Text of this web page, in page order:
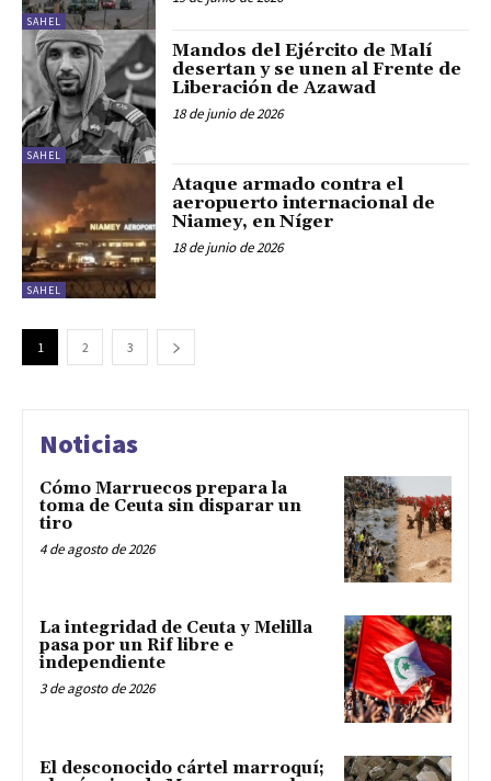
SAHEL
SAHEL
Mandos del Ejército de Malí
desertan y se unen al Frente de
Liberación de Azawad
18 de junio de 2026
SAHEL
Ataque armado contra el
aeropuerto internacional de
Niamey, en Níger
18 de junio de 2026
1 2 3
Noticias
Cómo Marruecos prepara la
toma de Ceuta sin disparar un
tiro
4 de agosto de 2026
La integridad de Ceuta y Melilla
pasa por un Rif libre e
independiente
3 de agosto de 2026
El desconocido cártel marroquí;